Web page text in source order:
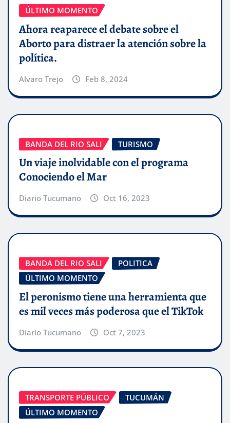
ÚLTIMO MOMENTO
Ahora reaparece el debate sobre el
Aborto para distraer la atención sobre la
política.
Alvaro Trejo Feb 8, 2024
BANDA DEL RIO SALI TURISMO
Un viaje inolvidable con el programa
Conociendo el Mar
Diario Tucumano Oct 16, 2023
BANDA DEL RIO SALI
POLITICA
ÚLTIMO MOMENTO
El peronismo tiene una herramienta que
es mil veces más poderosa que el TikTok
Diario Tucumano Oct 7, 2023
TRANSPORTE PÚBLICO
TUCUMÁN
ÚLTIMO MOMENTO